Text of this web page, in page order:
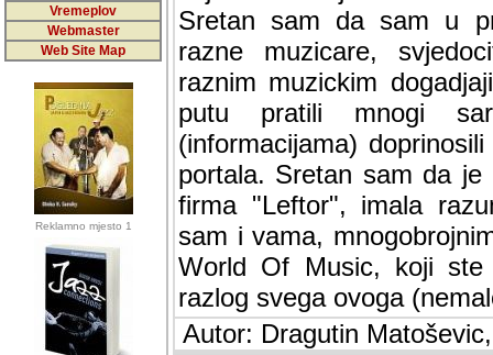
Vremeplov
Webmaster
Web Site Map
Reklamno mjesto 1
Sretan sam da sam u
muzicare, svjedociti
muzickim dogadjajima...
mnogi saradnici koji
doprinosili vrijednosti i
sam da je i moj web
imala razumijevanja za
mnogobrojnim
Music, koji ste ga
ovoga (nemalog) rada.
Autor: Dragutin